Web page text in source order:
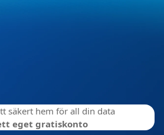
säkert hem för all din data
eget gratiskonto